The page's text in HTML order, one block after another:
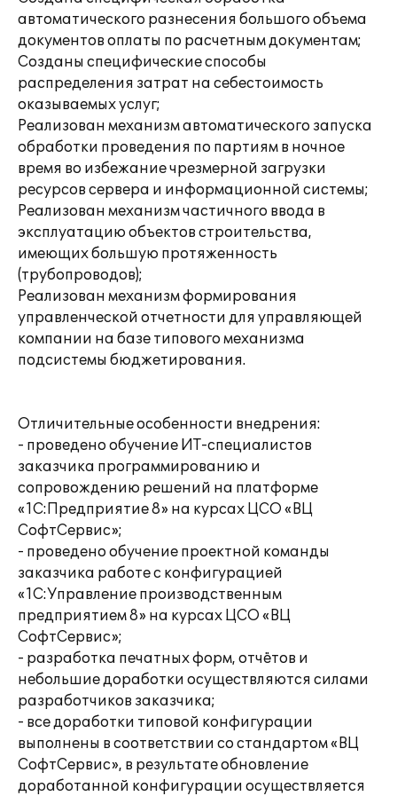
автоматического разнесения большого объема
документов оплаты по расчетным документам;
Созданы специфические способы
распределения затрат на себестоимость
оказываемых услуг;
Реализован механизм автоматического запуска
обработки проведения по партиям в ночное
время во избежание чрезмерной загрузки
ресурсов сервера и информационной системы;
Реализован механизм частичного ввода в
эксплуатацию объектов строительства,
имеющих большую протяженность
(трубопроводов);
Реализован механизм формирования
управленческой отчетности для управляющей
компании на базе типового механизма
подсистемы бюджетирования.
Отличительные особенности внедрения:
- проведено обучение ИТ-специалистов
заказчика программированию и
сопровождению решений на платформе
«1С:Предприятие 8» на курсах ЦСО «ВЦ
СофтСервис»;
- проведено обучение проектной команды
заказчика работе с конфигурацией
«1С:Управление производственным
предприятием 8» на курсах ЦСО «ВЦ
СофтСервис»;
- разработка печатных форм, отчётов и
небольшие доработки осуществляются силами
разработчиков заказчика;
- все доработки типовой конфигурации
выполнены в соответствии со стандартом «ВЦ
СофтСервис», в результате обновление
доработанной конфигурации осуществляется